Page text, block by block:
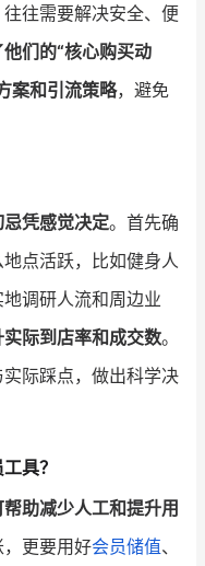
往往需要解决安全、便
们的“核心购买动
案和引流策略，避免
凭感觉决定。首先确
点活跃，比如健身人
调研人流和周边业
实际到店率和成交数。
际踩点，做出科学决
具？
助减少人工和提升用
更要用好会员储值、